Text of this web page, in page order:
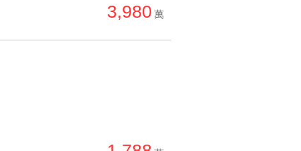
3,980 萬